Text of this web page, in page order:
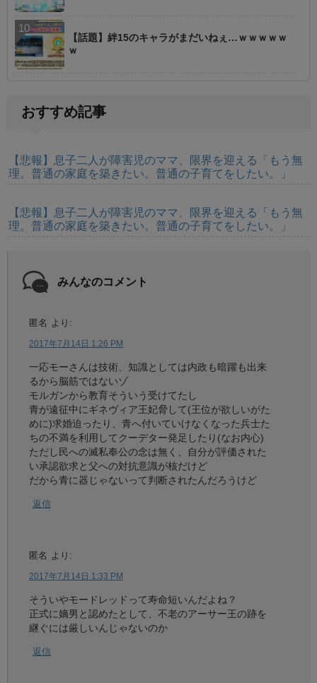
【話題】絆15のキャラがまだいねぇ…ｗｗｗｗｗ
ｗ
おすすめ記事
【悲報】息子二人が障害児のママ、限界を迎える「もう無
理。普通の家庭を築きたい。普通の子育てをしたい。」
【悲報】息子二人が障害児のママ、限界を迎える「もう無
理。普通の家庭を築きたい。普通の子育てをしたい。」
みんなのコメント
匿名 より:
2017年7月14日 1:26 PM
一応モーさんは技術、知識としては内政も暗躍も出来
るから脳筋ではないゾ
モルガンから教育そういう受けてたし
青が遠征中にギネヴィア王妃脅して(王位が欲しいがた
めに)求婚迫ったり、青へ付いていけなくなった兵士た
ちの不満を利用してクーデター発足したり(なお内心)
ただし民への滅私奉公の念は無く、自分が評価された
い承認欲求と父への対抗意識が核だけど
だから青に器じゃないって判断されたんだろうけど
返信
匿名 より:
2017年7月14日 1:33 PM
そういやモードレッドって寿命短いんだよね？
正式に嫡男と認めたとして、不老のアーサー王の跡を
継ぐには厳しいんじゃないのか
返信